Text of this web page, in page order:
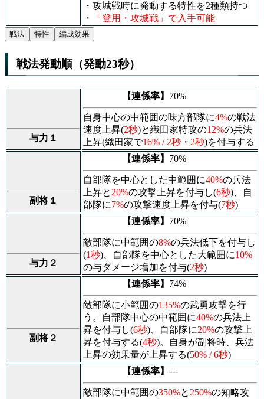
・攻城戦時に発動する特性を2種類持つ
・
「登用・攻城戦」で入手可能
戦法 特性 編成効果
戦法発動順（発動23秒）
与力１
【連係率】 70%
自身中心の中範囲の味方部隊に4%の戦法
速度上昇(2秒)と織田家特攻の12%の兵法
上昇(織田家で16% / 2秒 ・ 2秒)を付与する
副将１
【連係率】 70%
自部隊を中心とした中範囲に40%の兵法
上昇と 20%の攻撃上昇を付与し(6秒)、自
部隊に7%の攻撃速度上昇を付与(7秒)
与力２
【連係率】 70%
敵部隊に中範囲の8%の兵法低下を付与し
(1秒)、自部隊を中心とした大範囲に10%
の与ダメージ増加を付与(2秒)
副将２
【連係率】 74%
敵部隊に小範囲の135%の武勇攻撃を行
う。自部隊中心の中範囲に40%の兵法上
昇を付与し(6秒)、自部隊に20%の攻撃上
昇を付与する(4秒)。自身が副将時、兵法
上昇の効果量が上昇する(50% / 6秒)
【連係率】 ---
敵部隊に中範囲の350%と 250%の知略攻